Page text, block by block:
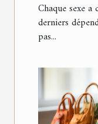
Chaque sexe a
derniers
pas...